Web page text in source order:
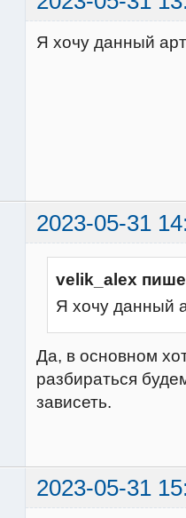
Я хочу данный
2023-05-31
velik_alex
Я хочу данный
Да, в основном
разбираться
зависеть.
2023-05-31